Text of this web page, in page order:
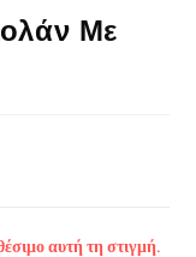
Με
αυτή τη στιγμή.